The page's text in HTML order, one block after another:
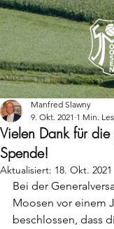
Vielen Dank für
Spende!
Manfred Slawny
9. Okt. 2021 1 Min.
Aktualisiert: 18. Okt. 2021
Bei der
Moosen vor einem
beschlossen, dass